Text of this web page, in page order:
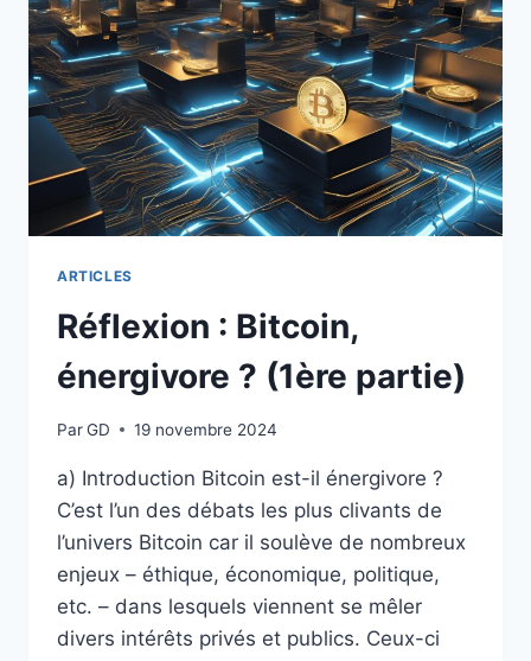
ARTICLES
Réflexion : Bitcoin,
énergivore ? (1ère partie)
ParGD 19 novembre 2024
a) Introduction Bitcoin est-il énergivore ?
C’est l’un des débats les plus clivants de
l’univers Bitcoin car il soulève de nombreux
enjeux – éthique, économique, politique,
etc. – dans lesquels viennent se mêler
divers intérêts privés et publics. Ceux-ci